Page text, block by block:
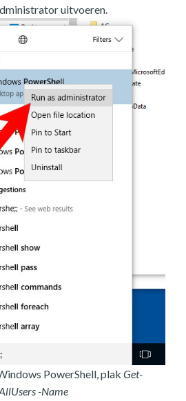
uitvoeren.
PowerShell, plak Get-
-Name